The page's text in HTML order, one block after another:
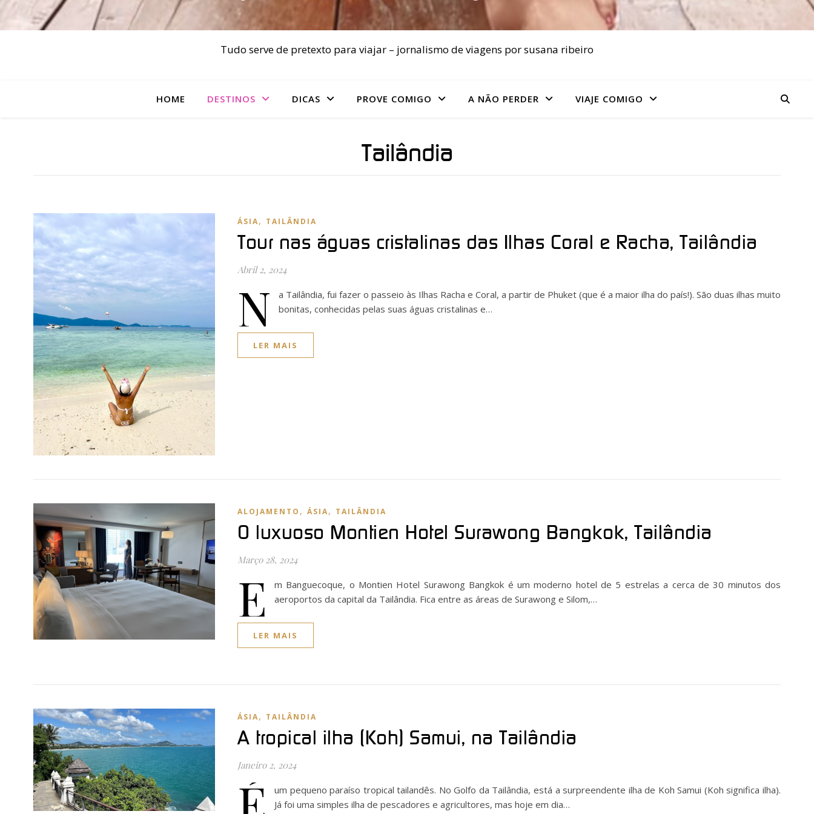
Tudo serve de pretexto para viajar – jornalismo de viagens por susana ribeiro
HOME DESTINOS DICAS PROVE COMIGO A NÃO PERDER VIAJE COMIGO
Tailândia
ÁSIA, TAILÂNDIA
Tour nas águas cristalinas das Ilhas Coral e Racha, Tailândia
Abril 2, 2024
N
a Tailândia, fui fazer o passeio às Ilhas Racha e Coral, a partir de Phuket (que é a maior ilha do país!). São duas ilhas muito
bonitas, conhecidas pelas suas águas cristalinas e…
LER MAIS
ALOJAMENTO , ÁSIA, TAILÂNDIA
O luxuoso Montien Hotel Surawong Bangkok, Tailândia
Março 28, 2024
E
m Banguecoque, o Montien Hotel Surawong Bangkok é um moderno hotel de 5 estrelas a cerca de 30 minutos dos
aeroportos da capital da Tailândia. Fica entre as áreas de Surawong e Silom,…
LER MAIS
ÁSIA, TAILÂNDIA
A tropical ilha (Koh) Samui, na Tailândia
Janeiro 2, 2024
um pequeno paraíso tropical tailandês. No Golfo da Tailândia, está a surpreendente ilha de Koh Samui (Koh significa ilha).
Já foi uma simples ilha de pescadores e agricultores, mas hoje em dia…